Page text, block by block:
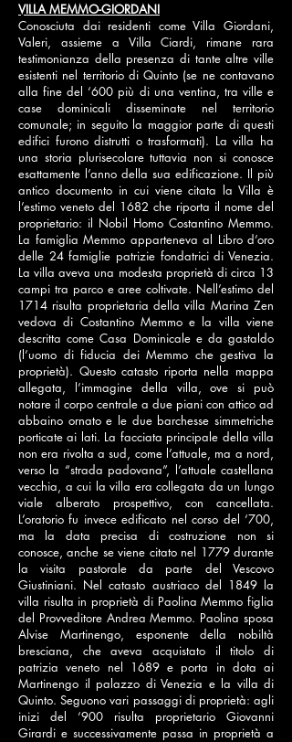
VILLA MEMMO-GIORDANI
Conosciuta dai residenti come Villa Giordani,
Valeri, assieme a Villa Ciardi, rimane rara
testimonianza della presenza di tante altre ville
esistenti nel territorio di Quinto (se ne contavano
alla fine del ‘600 più di una ventina, tra ville e
case dominicali disseminate nel territorio
comunale; in seguito la maggior parte di questi
edifici furono distrutti o trasformati). La villa ha
una storia plurisecolare tuttavia non si conosce
esattamente l’anno della sua edificazione. Il più
antico documento in cui viene citata la Villa è
l’estimo veneto del 1682 che riporta il nome del
proprietario: il Nobil Homo Costantino Memmo.
La famiglia Memmo apparteneva al Libro d’oro
delle 24 famiglie patrizie fondatrici di Venezia.
La villa aveva una modesta proprietà di circa 13
campi tra parco e aree coltivate. Nell’estimo del
1714 risulta proprietaria della villa Marina Zen
vedova di Costantino Memmo e la villa viene
descritta come Casa Dominicale e da gastaldo
(l’uomo di fiducia dei Memmo che gestiva la
proprietà). Questo catasto riporta nella mappa
allegata, l’immagine della villa, ove si può
notare il corpo centrale a due piani con attico ad
abbaino ornato e le due barchesse simmetriche
porticate ai lati. La facciata principale della villa
non era rivolta a sud, come l’attuale, ma a nord,
verso la “strada padovana”, l’attuale castellana
vecchia, a cui la villa era collegata da un lungo
viale alberato prospettivo, con cancellata.
L’oratorio fu invece edificato nel corso del ‘700,
ma la data precisa di costruzione non si
conosce, anche se viene citato nel 1779 durante
la visita pastorale da parte del Vescovo
Giustiniani. Nel catasto austriaco del 1849 la
villa risulta in proprietà di Paolina Memmo figlia
del Provveditore Andrea Memmo. Paolina sposa
Alvise Martinengo, esponente della nobiltà
bresciana, che aveva acquistato il titolo di
patrizia veneto nel 1689 e porta in dota ai
Martinengo il palazzo di Venezia e la villa di
Quinto. Seguono vari passaggi di proprietà: agli
inizi del ‘900 risulta proprietario Giovanni
Girardi e successivamente passa in proprietà a